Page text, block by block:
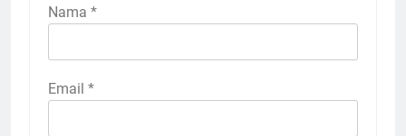
Nama *
Email *